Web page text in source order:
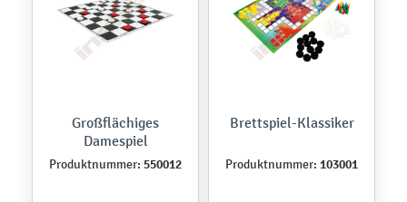
Großflächiges
Damespiel
Produktnummer: 550012
Brettspiel-Klassiker
Produktnummer: 103001